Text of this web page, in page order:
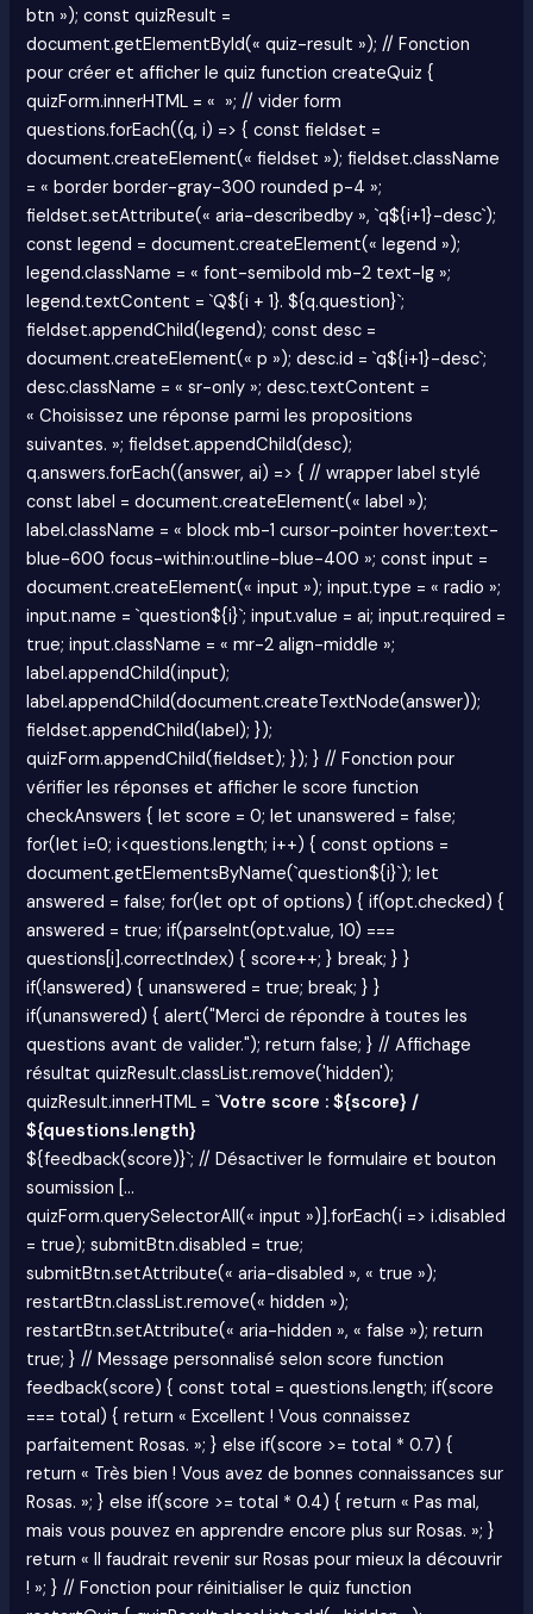
btn »); const quizResult =
document.getElementById(« quiz-result »); // Fonction
pour créer et afficher le quiz function createQuiz {
quizForm.innerHTML = « »; // vider form
questions.forEach((q, i) => { const fieldset =
document.createElement(« fieldset »); fieldset.className
= « border border-gray-300 rounded p-4 »;
fieldset.setAttribute(« aria-describedby », `q${i+1}-desc`);
const legend = document.createElement(« legend »);
legend.className = « font-semibold mb-2 text-lg »;
legend.textContent = `Q${i + 1}. ${q.question}`;
fieldset.appendChild(legend); const desc =
document.createElement(« p »); desc.id = `q${i+1}-desc`;
desc.className = « sr-only »; desc.textContent =
« Choisissez une réponse parmi les propositions
suivantes. »; fieldset.appendChild(desc);
q.answers.forEach((answer, ai) => { // wrapper label stylé
const label = document.createElement(« label »);
label.className = « block mb-1 cursor-pointer hover:text-
blue-600 focus-within:outline-blue-400 »; const input =
document.createElement(« input »); input.type = « radio »;
input.name = `question${i}`; input.value = ai; input.required =
true; input.className = « mr-2 align-middle »;
label.appendChild(input);
label.appendChild(document.createTextNode(answer));
fieldset.appendChild(label); });
quizForm.appendChild(fieldset); }); } // Fonction pour
vérifier les réponses et afficher le score function
checkAnswers { let score = 0; let unanswered = false;
for(let i=0; i<questions.length; i++) { const options =
document.getElementsByName(`question${i}`); let
answered = false; for(let opt of options) { if(opt.checked) {
answered = true; if(parseInt(opt.value, 10) ===
questions[i].correctIndex) { score++; } break; } }
if(!answered) { unanswered = true; break; } }
if(unanswered) { alert("Merci de répondre à toutes les
questions avant de valider."); return false; } // Affichage
résultat quizResult.classList.remove('hidden');
quizResult.innerHTML = `Votre score : ${score} /
${questions.length}
${feedback(score)}`; // Désactiver le formulaire et bouton
soumission […
quizForm.querySelectorAll(« input »)].forEach(i => i.disabled
= true); submitBtn.disabled = true;
submitBtn.setAttribute(« aria-disabled », « true »);
restartBtn.classList.remove(« hidden »);
restartBtn.setAttribute(« aria-hidden », « false »); return
true; } // Message personnalisé selon score function
feedback(score) { const total = questions.length; if(score
=== total) { return « Excellent ! Vous connaissez
parfaitement Rosas. »; } else if(score >= total * 0.7) {
return « Très bien ! Vous avez de bonnes connaissances sur
Rosas. »; } else if(score >= total * 0.4) { return « Pas mal,
mais vous pouvez en apprendre encore plus sur Rosas. »; }
return « Il faudrait revenir sur Rosas pour mieux la découvrir
! »; } // Fonction pour réinitialiser le quiz function